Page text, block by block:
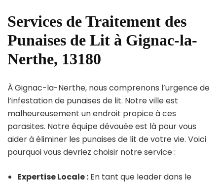
Services de Traitement des
Punaises de Lit à Gignac-la-
Nerthe, 13180
À Gignac-la-Nerthe, nous comprenons l’urgence de
l’infestation de punaises de lit. Notre ville est
malheureusement un endroit propice à ces
parasites. Notre équipe dévouée est là pour vous
aider à éliminer les punaises de lit de votre vie. Voici
pourquoi vous devriez choisir notre service :
Expertise Locale : En tant que leader dans le